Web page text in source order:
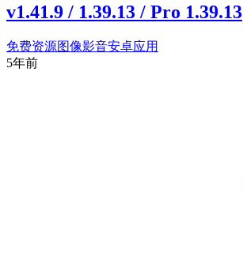
v1.41.9 / 1.39.13 / Pro 1.39.13
免费资源图像影音安卓应用
5年前